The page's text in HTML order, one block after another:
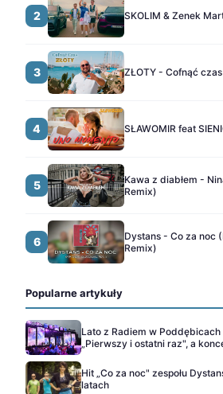
2 SKOLIM & Zenek
3 ZŁOTY - Cofnąć czas
4 SŁAWOMIR feat
5
Kawa z diabłem -
Remix)
6
Dystans - Co za noc
Remix)
Popularne artykuły
Lato z Radiem w
„Pierwszy i ostatni raz", a
Hit „Co za noc" zespołu
latach